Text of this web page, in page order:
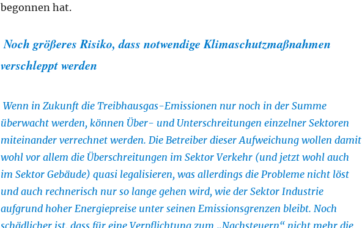
begonnen hat.
Noch größeres Risiko, dass notwendige Klimaschutzmaßnahmen
verschleppt werden
Wenn in Zukunft die Treibhausgas-Emissionen nur noch in der Summe
überwacht werden, können Über- und Unterschreitungen einzelner Sektoren
miteinander verrechnet werden. Die Betreiber dieser Aufweichung wollen damit
wohl vor allem die Überschreitungen im Sektor Verkehr (und jetzt wohl auch
im Sektor Gebäude) quasi legalisieren, was allerdings die Probleme nicht löst
und auch rechnerisch nur so lange gehen wird, wie der Sektor Industrie
aufgrund hoher Energiepreise unter seinen Emissionsgrenzen bleibt. Noch
schädlicher ist, dass für eine Verpflichtung zum „Nachsteuern“ nicht mehr die